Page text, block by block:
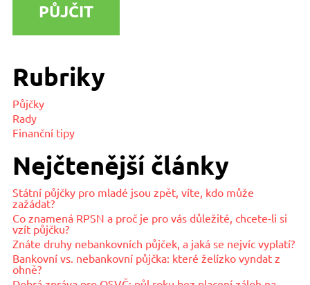
PŮJČIT
Rubriky
Půjčky
Rady
Finanční tipy
Nejčtenější články
Státní půjčky pro mladé jsou zpět, víte, kdo může
zažádat?
Co znamená RPSN a proč je pro vás důležité, chcete-li si
vzít půjčku?
Znáte druhy nebankovních půjček, a jaká se nejvíc vyplatí?
Bankovní vs. nebankovní půjčka: které želízko vyndat z
ohně?